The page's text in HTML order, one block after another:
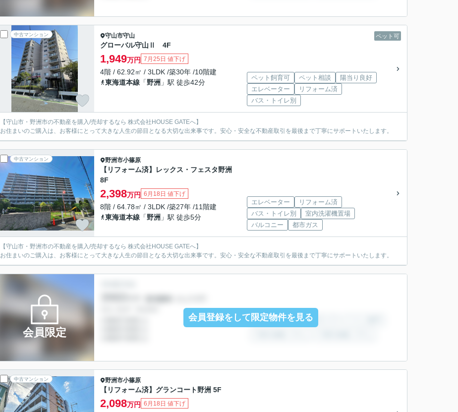
中古マンション ペット可
守山市守山
グローバル守山Ⅱ 4F
1,949万円 7月25日 値下げ
4階 / 62.92㎡ / 3LDK /築30年 /10階建
東海道本線 「野洲 」駅 徒歩42分
ペット飼育可 ペット相談
陽当り良好
エレベーター
リフォーム済
バス・トイレ別
【守山市・野洲市の不動産を購入/売却するなら 株式会社HOUSE GATEへ】
お住まいのご購入は、お客様にとって大きな人生の節目となる大切な出来事です。安心・安全な不動産取引を最後まで丁寧にサポートいたします。
中古マンション 野洲市小篠原
【リフォーム済】レックス・フェスタ野洲
8F
2,398万円 6月18日 値下げ
8階 / 64.78㎡ / 3LDK /築27年 /11階建
東海道本線 「野洲 」駅 徒歩5分
エレベーター
リフォーム済
バス・トイレ別
室内洗濯機置場
バルコニー
都市ガス
【守山市・野洲市の不動産を購入/売却するなら 株式会社HOUSE GATEへ】
お住まいのご購入は、お客様にとって大きな人生の節目となる大切な出来事です。安心・安全な不動産取引を最後まで丁寧にサポートいたします。
会員限定
会員登録をして限定物件を見る
中古マンション 野洲市小篠原
【リフォーム済】グランコート野洲 5F
2,098万円 6月18日 値下げ